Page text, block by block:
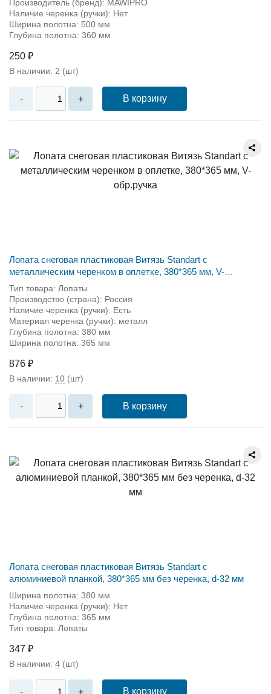
Производитель (бренд): MAWIPRO
Наличие черенка (ручки): Нет
Ширина полотна: 500 мм
Глубина полотна: 360 мм
250 ₽
В наличии: 2 (шт)
- + В корзину
Лопата снеговая пластиковая Витязь Standart с
металлическим черенком в оплетке, 380*365 мм, V-
обр.ручка
Тип товара: Лопаты
Производство (страна): Россия
Наличие черенка (ручки): Есть
Материал черенка (ручки): металл
Глубина полотна: 380 мм
Ширина полотна: 365 мм
876 ₽
В наличии: 10 (шт)
- + В корзину
Лопата снеговая пластиковая Витязь Standart с
алюминиевой планкой, 380*365 мм без черенка, d-32 мм
Ширина полотна: 380 мм
Наличие черенка (ручки): Нет
Глубина полотна: 365 мм
Тип товара: Лопаты
347 ₽
В наличии: 4 (шт)
- + В корзину